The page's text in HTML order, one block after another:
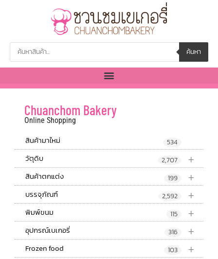
ค้นหา
Chuanchom Bakery
Online Shopping
สินค้ามาใหม่ 534
+
วัตุดิบ 2,707
+
สินค้าตกแต่ง 199
+
บรรจุภัณฑ์ 2,592
+
พิมพ์ขนม 115
+
อุปกรณ์เบเกอรี่ 316
+
Frozen food 103